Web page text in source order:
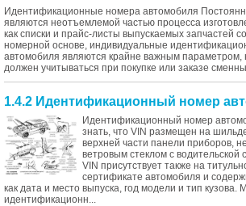
Идентификационные номера автомобиля
являются неотъемлемой частью процесса
как списки и прайс-листы выпускаемых запчастей
номерной основе, индивидуальные
автомобиля являются крайне важным параметром,
должен учитываться при покупке или заказе
1.4.2 Идентификационный номер
Идентификационный номер
знать, что VIN размещен на
верхней части панели приборов,
ветровым стеклом с водительской
VIN присутствует также на
сертификате автомобиля и
как дата и место выпуска, год модели и тип кузова.
идентификационн...